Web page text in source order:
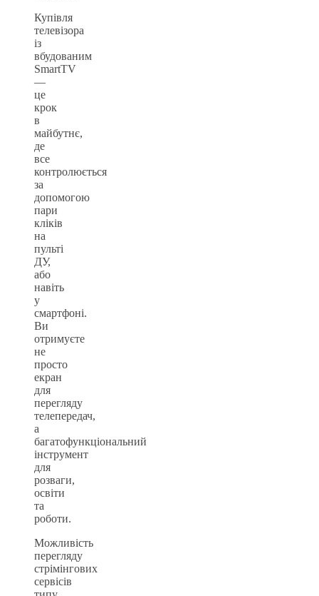
Купівля
телевізора
із
вбудованим
SmartTV
—
це
крок
в
майбутнє,
де
все
контролюється
за
допомогою
пари
кліків
на
пульті
ДУ,
або
навіть
у
смартфоні.
Ви
отримуєте
не
просто
екран
для
перегляду
телепередач,
а
багатофункціональний
інструмент
для
розваги,
освіти
та
роботи.
Можливість
перегляду
стрімінгових
сервісів